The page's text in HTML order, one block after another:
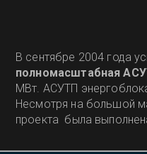
В сентябре 2004 года
полномасштабная
МВт. АСУТП
Несмотря на большой
проекта была
использование